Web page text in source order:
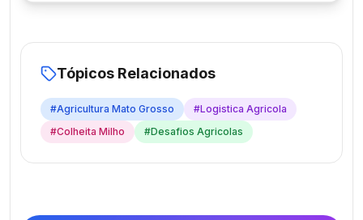
Tópicos Relacionados
#Agricultura Mato Grosso #Logistica Agricola
#Colheita Milho #Desafios Agricolas